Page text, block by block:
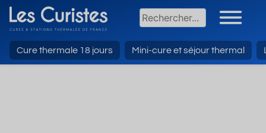
Cure thermale 18 jours Mini-cure et séjour thermal